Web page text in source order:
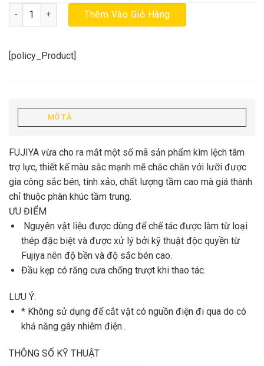
Kìm điện lệch tâm AP-200G (8”) số lượng
Thêm Vào Giỏ Hàng
[policy_Product]
MÔ TẢ
FUJIYA vừa cho ra mắt một số mã sản phẩm kìm lệch tâm
trợ lực, thiết kế màu sắc mạnh mẽ chắc chắn với lưỡi được
gia công sắc bén, tinh xảo, chất lượng tầm cao mà giá thành
chỉ thuộc phân khúc tầm trung.
ƯU ĐIỂM
Nguyên vật liệu được dùng để chế tác được làm từ loại
thép đặc biệt và được xử lý bởi kỹ thuật độc quyền từ
Fujiya nên độ bền và độ sắc bén cao.
Đầu kẹp có răng cưa chống trượt khi thao tác.
LƯU Ý:
* Không sử dụng để cắt vật có nguồn điện đi qua do có
khả năng gây nhiễm điện..
THÔNG SỐ KỸ THUẬT